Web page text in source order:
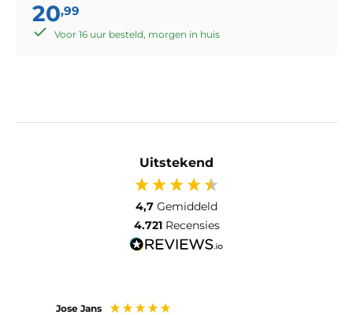
20,99
Voor 16 uur besteld, morgen in huis
Uitstekend
4,7 Gemiddeld
4.721 Recensies
Jose Jans